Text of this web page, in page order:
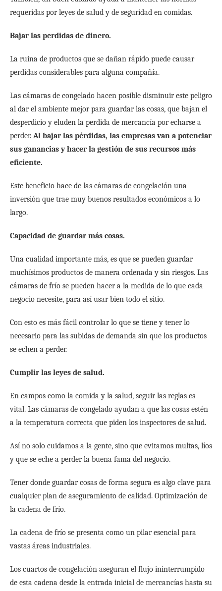
requeridas por leyes de salud y de seguridad en comidas.
Bajar las perdidas de dinero.
La ruina de productos que se dañan rápido puede causar
perdidas considerables para alguna compañía.
Las cámaras de congelado hacen posible disminuir este peligro
al dar el ambiente mejor para guardar las cosas, que bajan el
desperdicio y eluden la perdida de mercancía por echarse a
perder. Al bajar las pérdidas, las empresas van a potenciar
sus ganancias y hacer la gestión de sus recursos más
eficiente.
Este beneficio hace de las cámaras de congelación una
inversión que trae muy buenos resultados económicos a lo
largo.
Capacidad de guardar más cosas.
Una cualidad importante más, es que se pueden guardar
muchísimos productos de manera ordenada y sin riesgos. Las
cámaras de frío se pueden hacer a la medida de lo que cada
negocio necesite, para así usar bien todo el sitio.
Con esto es más fácil controlar lo que se tiene y tener lo
necesario para las subidas de demanda sin que los productos
se echen a perder.
Cumplir las leyes de salud.
En campos como la comida y la salud, seguir las reglas es
vital. Las cámaras de congelado ayudan a que las cosas estén
a la temperatura correcta que piden los inspectores de salud.
Así no solo cuidamos a la gente, sino que evitamos multas, líos
y que se eche a perder la buena fama del negocio.
Tener donde guardar cosas de forma segura es algo clave para
cualquier plan de aseguramiento de calidad. Optimización de
la cadena de frío.
La cadena de frío se presenta como un pilar esencial para
vastas áreas industriales.
Los cuartos de congelación aseguran el flujo ininterrumpido
de esta cadena desde la entrada inicial de mercancías hasta su